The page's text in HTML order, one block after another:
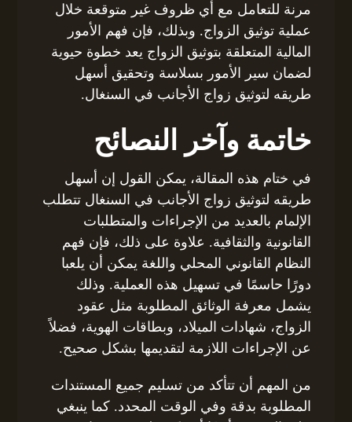
مرنة للتعامل مع أي ظروف غير متوقعة خلال
عملية توثيق الزواج. وبذلك، فإن فهم الأمور
المالية المتعلقة بتوثيق الزواج يعد خطوة حيوية
لضمان سير الأمور بسلاسة وتحقيق أسهل
طريقه لتوثيق زواج الأجانب في السنغال.
خاتمة وآخر النصائح
في ختام هذه المقالة، يمكن القول إن أسهل
طريقه لتوثيق زواج الأجانب في السنغال تتطلب
الإلمام بالعديد من الإجراءات والمتطلبات
القانونية والثقافية. علاوة على ذلك، فإن فهم
النظام القانوني المحلي واللغة يمكن أن يلعبا
دورًا حاسمًا في تسهيل هذه العملية. وذلك
يشمل معرفة الوثائق المطلوبة مثل عقود
الزواج، شهادات الميلاد، وبطاقات الهوية، فضلاً
عن الإجراءات اللازمة لتقديمها بشكل صحيح.
من المهم أن تتأكد من تسليم جميع المستندات
المطلوبة بدقة وفي الوقت المحدد. كما ينبغي